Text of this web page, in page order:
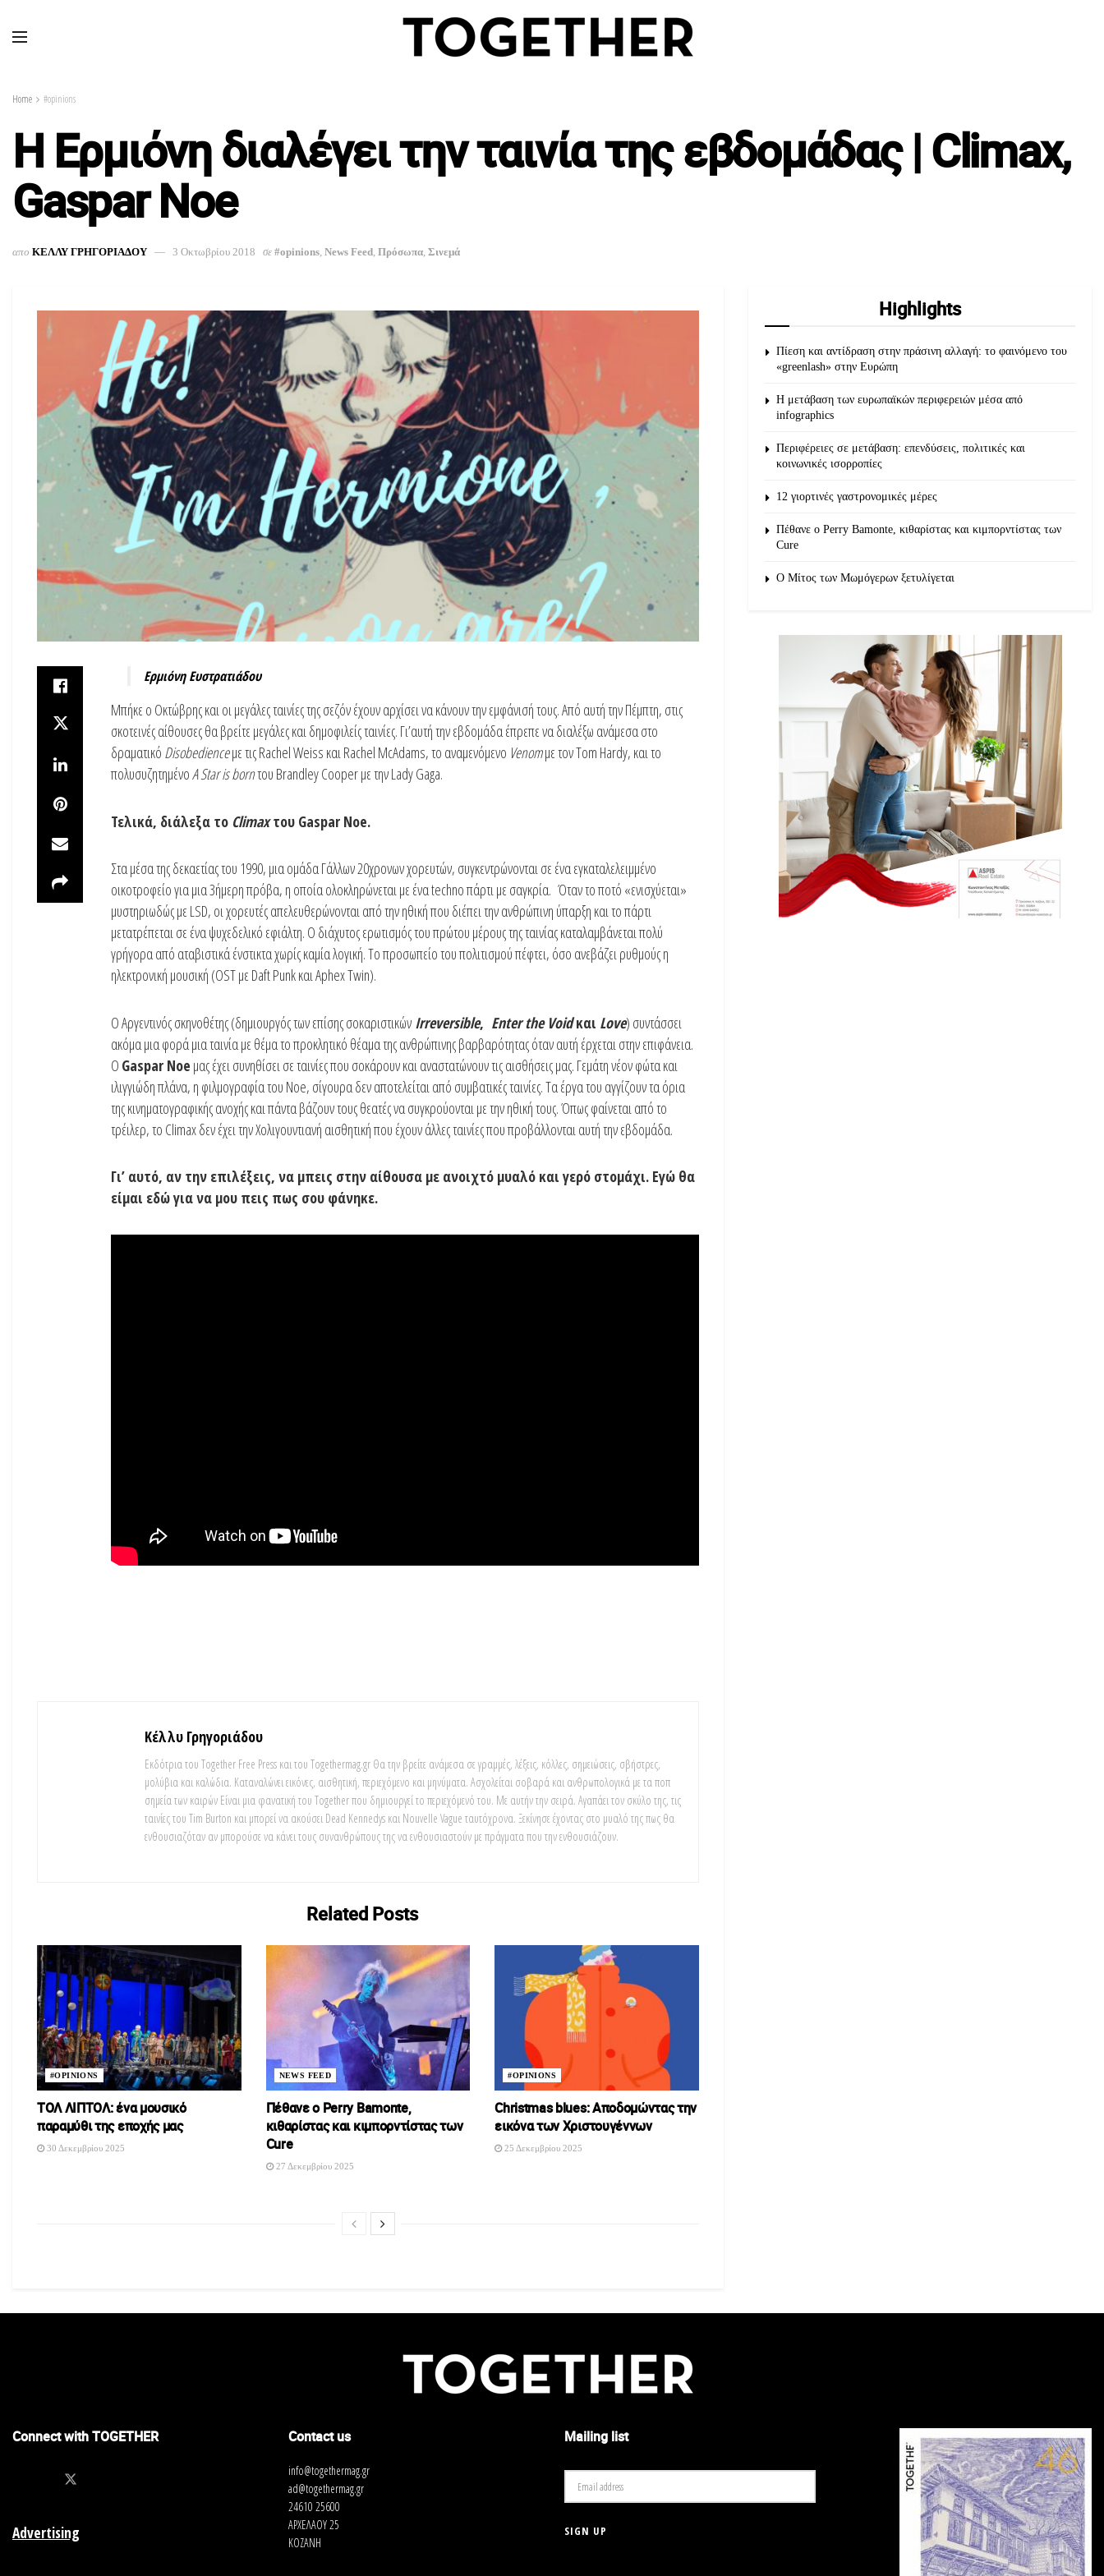
Home #opinions
H Eρμιόνη διαλέγει την ταινία της εβδομάδας | Climax,
Gaspar Noe
απο ΚΕΛΛΥ ΓΡΗΓΟΡΙΑΔΟΥ 3 Οκτωβρίου 2018 σε #opinions, News Feed, Πρόσωπα, Σινεμά
Ερμιόνη Ευστρατιάδου
Μπήκε ο Οκτώβρης και οι μεγάλες ταινίες της σεζόν έχουν αρχίσει να κάνουν την εμφάνισή τους. Από αυτή την Πέμπτη, στις
σκοτεινές αίθουσες θα βρείτε μεγάλες και δημοφιλείς ταινίες. Γι’αυτή την εβδομάδα έπρεπε να διαλέξω ανάμεσα στο
δραματικό Disobedienceμε τις Rachel Weiss και Rachel McAdams, το αναμενόμενο Venomμε τον Tom Hardy, και το
πολυσυζητημένοAStarisbornτου Brandley Cooper με την Lady Gaga.
Τελικά, διάλεξα το Climaxτου Gaspar Noe.
Στα μέσα της δεκαετίας του 1990, μια ομάδα Γάλλων 20χρονων χορευτών, συγκεντρώνονται σε ένα εγκαταλελειμμένο
οικοτροφείο για μια 3ήμερη πρόβα, η οποία ολοκληρώνεται με ένα techno πάρτι με σαγκρία. Όταν το ποτό «ενισχύεται»
μυστηριωδώς με LSD, οι χορευτές απελευθερώνονται από την ηθική που διέπει την ανθρώπινη ύπαρξη και το πάρτι
μετατρέπεται σε ένα ψυχεδελικό εφιάλτη. Ο διάχυτος ερωτισμός του πρώτου μέρους της ταινίας καταλαμβάνεται πολύ
γρήγορα από αταβιστικά ένστικτα χωρίς καμία λογική. Το προσωπείο του πολιτισμού πέφτει, όσο ανεβάζει ρυθμούς η
ηλεκτρονική μουσική (OST με Daft Punk και Aphex Twin).
Ο Αργεντινός σκηνοθέτης (δημιουργός των επίσης σοκαριστικών Irreversible, EntertheVoidκαι Love) συντάσσει
ακόμα μια φορά μια ταινία με θέμα το προκλητικό θέαμα της ανθρώπινης βαρβαρότητας όταν αυτή έρχεται στην επιφάνεια.
Ο Gaspar Noe μας έχει συνηθίσει σε ταινίες που σοκάρουν και αναστατώνουν τις αισθήσεις μας. Γεμάτη νέον φώτα και
ιλιγγιώδη πλάνα, η φιλμογραφία του Noe, σίγουρα δεν αποτελείται από συμβατικές ταινίες. Τα έργα του αγγίζουν τα όρια
της κινηματογραφικής ανοχής και πάντα βάζουν τους θεατές να συγκρούονται με την ηθική τους. Όπως φαίνεται από το
τρέιλερ, το Climax δεν έχει την Χολιγουντιανή αισθητική που έχουν άλλες ταινίες που προβάλλονται αυτή την εβδομάδα.
Γι’ αυτό, αν την επιλέξεις, να μπεις στην αίθουσα με ανοιχτό μυαλό και γερό στομάχι. Εγώ θα
είμαι εδώ για να μου πεις πως σου φάνηκε.
Κέλλυ Γρηγοριάδου
Εκδότρια του Together Free Press και του Togethermag.gr Θα την βρείτε ανάμεσα σε γραμμές, λέξεις, κόλλες, σημειώσεις, σβήστρες,
μολύβια και καλώδια. Καταναλώνει εικόνες, αισθητική, περιεχόμενο και μηνύματα. Ασχολείται σοβαρά και ανθρωπολογικά με τα ποπ
σημεία των καιρών Είναι μια φανατική του Τοgether που δημιουργεί το περιεχόμενό του. Με αυτήν την σειρά. Αγαπάει τον σκύλο της, τις
ταινίες του Tim Burton και μπορεί να ακούσει Dead Kennedys και Nouvelle Vague ταυτόχρονα. Ξεκίνησε έχοντας στο μυαλό της πως θα
ενθουσιαζόταν αν μπορούσε να κάνει τους συνανθρώπους της να ενθουσιαστούν με πράγματα που την ενθουσιάζουν.
RelatedPosts
#OPINIONS
ΤΟΛ ΛΙΠΤΟΛ: ένα μουσικό
παραμύθι της εποχής μας
30 Δεκεμβρίου 2025
NEWS FEED
Πέθανε ο Perry Bamonte,
κιθαρίστας και κιμπορντίστας των
Cure
27 Δεκεμβρίου 2025
#OPINIONS
Christmas blues: Αποδομώντας την
εικόνα των Χριστουγέννων
25 Δεκεμβρίου 2025
Highlights
Πίεση και αντίδραση στην πράσινη αλλαγή: το φαινόμενο του
«greenlash» στην Ευρώπη
Η μετάβαση των ευρωπαϊκών περιφερειών μέσα από
infographics
Περιφέρειες σε μετάβαση: επενδύσεις, πολιτικές και
κοινωνικές ισορροπίες
12 γιορτινές γαστρονομικές μέρες
Πέθανε ο Perry Bamonte, κιθαρίστας και κιμπορντίστας των
Cure
O Μίτος των Μωμόγερων ξετυλίγεται
Connect with TOGETHER
Advertising
Contact us
info@togethermag.gr
ad@togethermag.gr
24610 25600
ΑΡΧΕΛΑΟΥ 25
ΚΟΖΑΝΗ
Mailing list